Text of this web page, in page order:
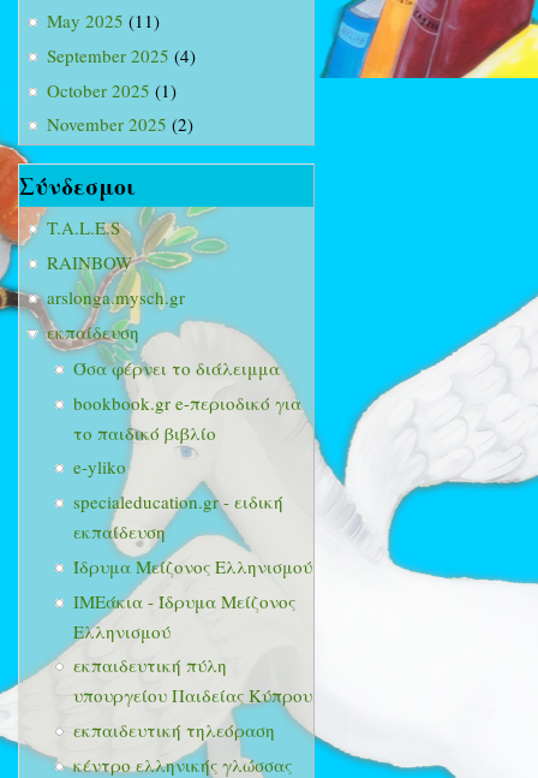
May 2025 (11)
September 2025 (4)
October 2025 (1)
November 2025 (2)
Σύνδεσμοι
T.A.L.E.S
RAINBOW
arslonga.mysch.gr
εκπαίδευση
Όσα φέρνει το διάλειμμα
bookbook.gr e-περιοδικό για
το παιδικό βιβλίο
e-yliko
specialeducation.gr - ειδική
εκπαίδευση
Ίδρυμα Μείζονος Ελληνισμού
ΙΜΕάκια - Ίδρυμα Μείζονος
Ελληνισμού
εκπαιδευτική πύλη
υπουργείου Παιδείας Κύπρου
εκπαιδευτική τηλεόραση
κέντρο ελληνικής γλώσσας